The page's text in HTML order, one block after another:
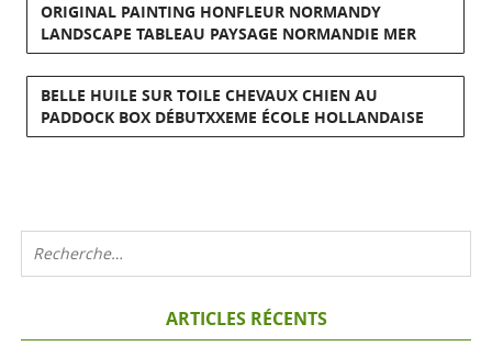
ORIGINAL PAINTING HONFLEUR NORMANDY
LANDSCAPE TABLEAU PAYSAGE NORMANDIE MER
BELLE HUILE SUR TOILE CHEVAUX CHIEN AU
PADDOCK BOX DÉBUTXXEME ÉCOLE HOLLANDAISE
ARTICLES RÉCENTS